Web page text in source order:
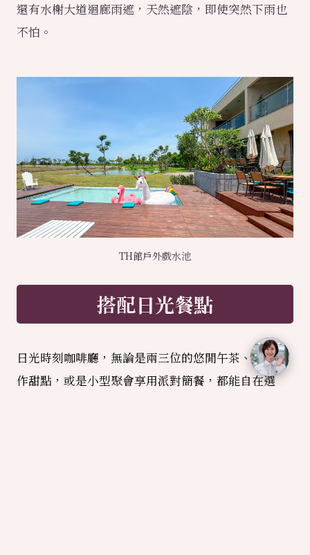
還有水榭大道迴廊雨遮，天然遮陰，即使突然下雨也
不怕。
TH館戶外戲水池
搭配日光餐點
日光時刻咖啡廳，無論是兩三位的悠閒午茶、品嚐手
作甜點，或是小型聚會享用派對簡餐，都能自在選